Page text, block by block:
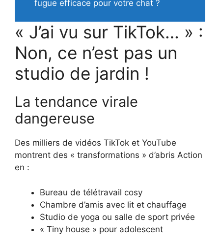
fugue efficace pour votre chat ?
« J’ai vu sur TikTok… » :
Non, ce n’est pas un
studio de jardin !
La tendance virale
dangereuse
Des milliers de vidéos TikTok et YouTube
montrent des « transformations » d’abris Action
en :
Bureau de télétravail cosy
Chambre d’amis avec lit et chauffage
Studio de yoga ou salle de sport privée
« Tiny house » pour adolescent